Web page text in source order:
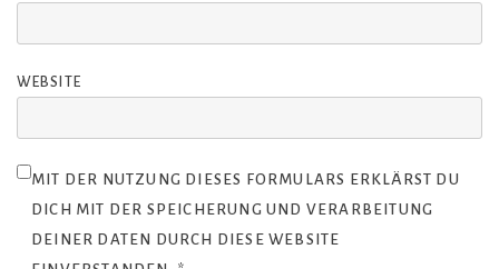
WEBSITE
MIT DER NUTZUNG DIESES FORMULARS ERKLÄRST DU
DICH MIT DER SPEICHERUNG UND VERARBEITUNG
DEINER DATEN DURCH DIESE WEBSITE